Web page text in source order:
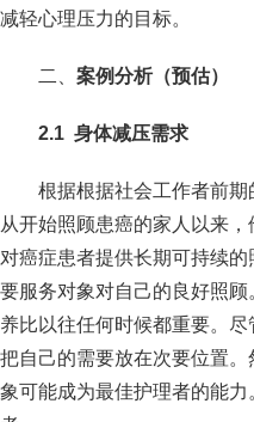
减轻心理压力的目标。
二、 案例分析（预估）
2.1 身体减压需求
根据根据社会工作者前
从开始照顾患癌的家人以来
对癌症患者提供长期可持续
要服务对象对自己的良好照
养比以往任何时候都重要。
把自己的需要放在次要位置
象可能成为最佳护理者的能